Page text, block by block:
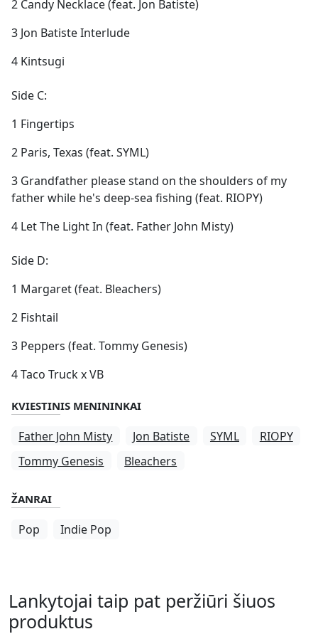
2 Candy Necklace (feat. Jon Batiste)
3 Jon Batiste Interlude
4 Kintsugi
Side C:
1 Fingertips
2 Paris, Texas (feat. SYML)
3 Grandfather please stand on the shoulders of my
father while he's deep-sea fishing (feat. RIOPY)
4 Let The Light In (feat. Father John Misty)
Side D:
1 Margaret (feat. Bleachers)
2 Fishtail
3 Peppers (feat. Tommy Genesis)
4 Taco Truck x VB
KVIESTINIS MENININKAI
Father John Misty Jon Batiste SYML
RIOPY
Tommy Genesis
Bleachers
ŽANRAI
Pop Indie Pop
Lankytojai taip pat peržiūri šiuos
produktus